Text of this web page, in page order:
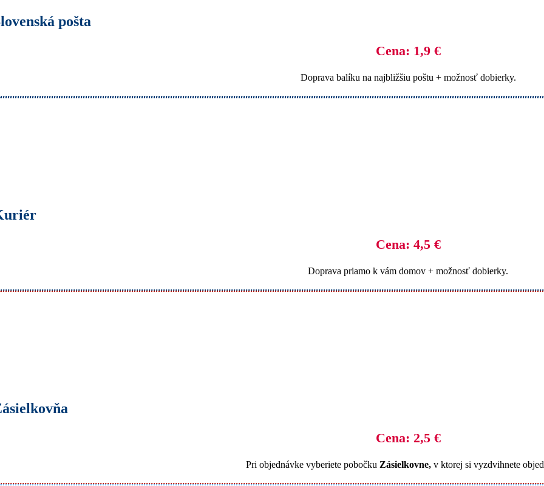
pošta
Cena: 1,9 €
Doprava balíku na najbližšiu poštu + možnosť dobierky.
Cena: 4,5 €
Doprava priamo k vám domov + možnosť dobierky.
Cena: 2,5 €
Pri objednávke vyberiete pobočku Zásielkovne, v ktorej si vyzdvihnete